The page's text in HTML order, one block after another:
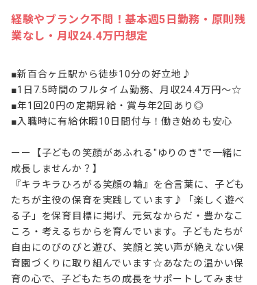
経験やブランク不問！基本週5日勤務・原則残
業なし・月収24.4万円想定
■新百合ヶ丘駅から徒歩10分の好立地♪
■1日7.5時間のフルタイム勤務、月収24.4万円～☆
■年1回20円の定期昇給・賞与年2回あり◎
■入職時に有給休暇10日間付与！働き始めも安心
ーー【子どもの笑顔があふれる"ゆりのき"で一緒に
成長しませんか？】
『キラキラひろがる笑顔の輪』を合言葉に、子ども
たちが主役の保育を実践しています♪「楽しく遊べ
る子」を保育目標に掲げ、元気なからだ・豊かなこ
ころ・考えるちからを育んでいます。子どもたちが
自由にのびのびと遊び、笑顔と笑い声が絶えない保
育園づくりに取り組んでいます☆あなたの温かい保
育の心で、子どもたちの成長をサポートしてみませ